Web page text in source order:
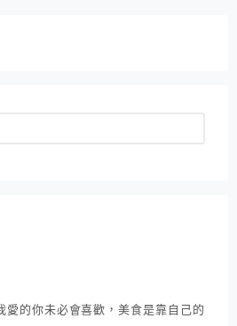
愛的你未必會喜歡，美食是靠自己的